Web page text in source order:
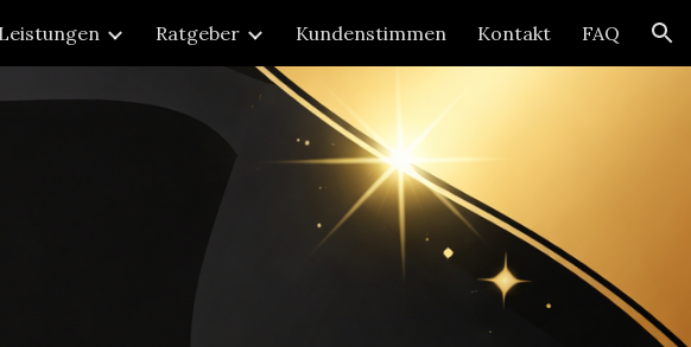
Skip to navigation
Leistungen Ratgeber Kundenstimmen Kontakt FAQ